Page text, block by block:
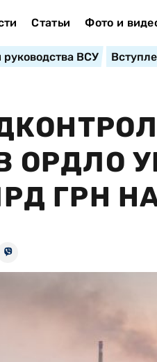
Статьи Фото и
руководства ВСУ
ОРДЛО
ГРН